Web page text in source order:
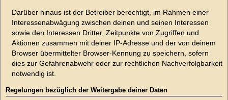
Darüber hinaus ist der Betreiber berechtigt, im Rahmen einer
Interessenabwägung zwischen deinen und seinen Interessen
sowie den Interessen Dritter, Zeitpunkte von Zugriffen und
Aktionen zusammen mit deiner IP-Adresse und der von deinem
Browser übermittelter Browser-Kennung zu speichern, sofern
dies zur Gefahrenabwehr oder zur rechtlichen Nachverfolgbarkeit
notwendig ist.
Regelungen bezüglich der Weitergabe deiner Daten